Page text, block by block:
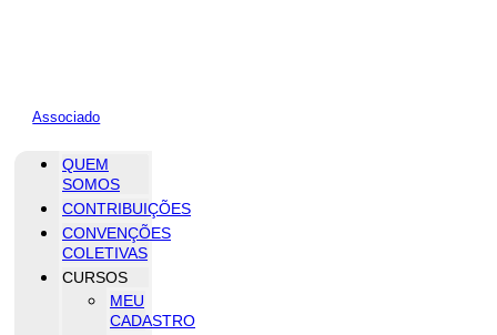
Associado
QUEM
SOMOS
CONTRIBUIÇÕES
CONVENÇÕES
COLETIVAS
CURSOS
MEU
CADASTRO